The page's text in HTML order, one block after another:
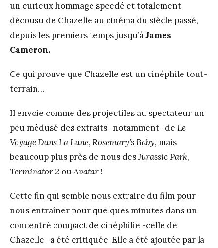
un curieux hommage speedé et totalement
décousu de Chazelle au cinéma du siècle passé,
depuis les premiers temps jusqu’àJames
Cameron.
Ce qui prouve que Chazelle est un cinéphile tout-
terrain…
Il envoie comme des projectiles au spectateur un
peu médusé des extraits -notamment- de Le
Voyage Dans La Lune, Rosemary’s Baby, mais
beaucoup plus près de nous desJurassic Park,
Terminator 2 ouAvatar !
Cette fin qui semble nous extraire du film pour
nous entraîner pour quelques minutes dans un
concentré compact de cinéphilie -celle de
Chazelle -a été critiquée. Elle a été ajoutée par la